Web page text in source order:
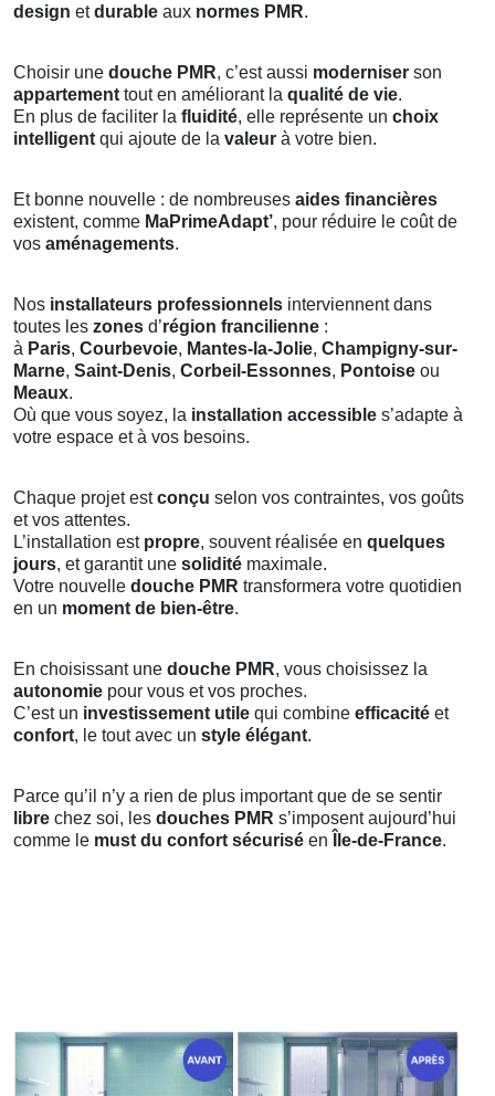
design etdurable aux normes PMR.
Choisir une douche PMR, c’est aussi moderniser son
appartement tout en améliorant la qualité de vie.
En plus de faciliter la fluidité, elle représente un choix
intelligent qui ajoute de la valeur à votre bien.
Et bonne nouvelle : de nombreuses aides financières
existent, comme MaPrimeAdapt’, pour réduire le coût de
vos aménagements.
Nos installateurs professionnels interviennent dans
toutes les zones d’région francilienne :
à Paris, Courbevoie, Mantes-la-Jolie, Champigny-sur-
Marne, Saint-Denis, Corbeil-Essonnes, Pontoise ou
Meaux.
Où que vous soyez, la installation accessible s’adapte à
votre espace et à vos besoins.
Chaque projet estconçu selon vos contraintes, vos goûts
et vos attentes.
L’installation est propre, souvent réalisée en quelques
jours, et garantit une solidité maximale.
Votre nouvelle douche PMR transformera votre quotidien
en un moment de bien-être.
En choisissant une douche PMR, vous choisissez la
autonomie pour vous et vos proches.
C’est un investissement utile qui combine efficacité et
confort, le tout avec un style élégant.
Parce qu’il n’y a rien de plus important que de se sentir
libre chez soi, les douches PMR s’imposent aujourd’hui
comme le must du confort sécurisé en Île-de-France.